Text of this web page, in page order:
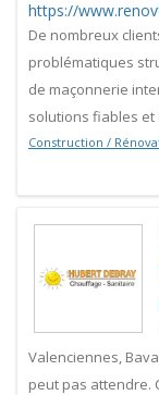
https://
De nombreux
problématiques
de maçonnerie
solutions fiables et
Construction /
Valenciennes,
peut pas attendre.